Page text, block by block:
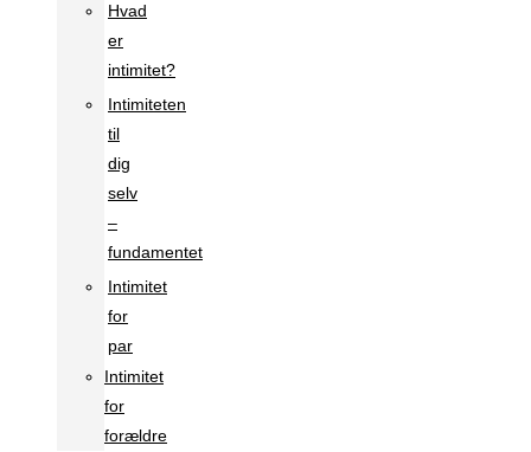
Hvad
er
intimitet?
Intimiteten
til
dig
selv
–
fundamentet
Intimitet
for
par
Intimitet
for
forældre